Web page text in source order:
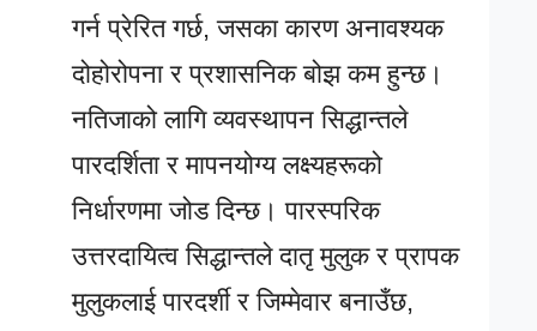
गर्न प्रेरित गर्छ, जसका कारण अनावश्यक
दोहोरोपना र प्रशासनिक बोझ कम हुन्छ।
नतिजाको लागि व्यवस्थापन सिद्धान्तले
पारदर्शिता र मापनयोग्य लक्ष्यहरूको
निर्धारणमा जोड दिन्छ। पारस्परिक
उत्तरदायित्व सिद्धान्तले दातृ मुलुक र प्रापक
मुलुकलाई पारदर्शी र जिम्मेवार बनाउँछ,